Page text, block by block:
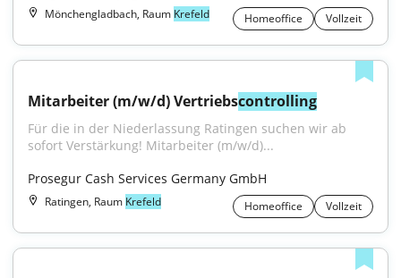
Mönchengladbach, Raum Krefeld Homeoffice Vollzeit
Mitarbeiter (m/w/d) Vertriebscontrolling
Für die in der Niederlassung Ratingen suchen wir ab
sofort Verstärkung! Mitarbeiter (m/w/d)...
Prosegur Cash Services Germany GmbH
Ratingen, Raum Krefeld Homeoffice Vollzeit